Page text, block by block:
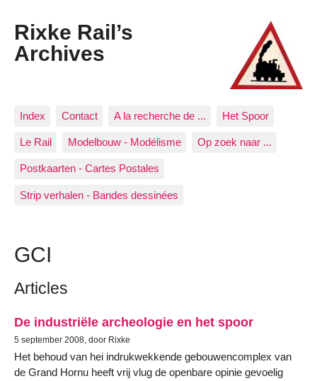
Rixke Rail’s
Archives
Index Contact A la recherche de ... Het Spoor
Le Rail Modelbouw - Modélisme Op zoek naar ...
Postkaarten - Cartes Postales
Strip verhalen - Bandes dessinées
GCI
Articles
De industriële archeologie en het spoor
5 september 2008, door Rixke
Het behoud van hei indrukwekkende gebouwencomplex van
de Grand Hornu heeft vrij vlug de openbare opinie gevoelig